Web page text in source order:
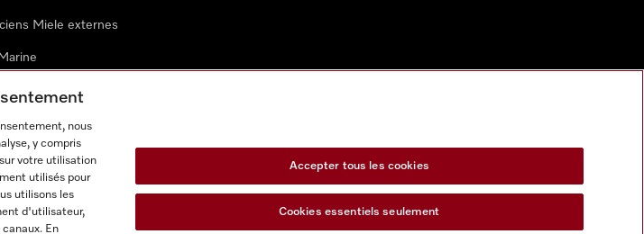
Miele externes
& promoteurs
d'accessibilité
Formulaire de rétractation
nous
y compris
votre utilisation
utilisés pour
utilisons les
d'utilisateur,
En
Accepter tous les cookies
Cookies essentiels seulement